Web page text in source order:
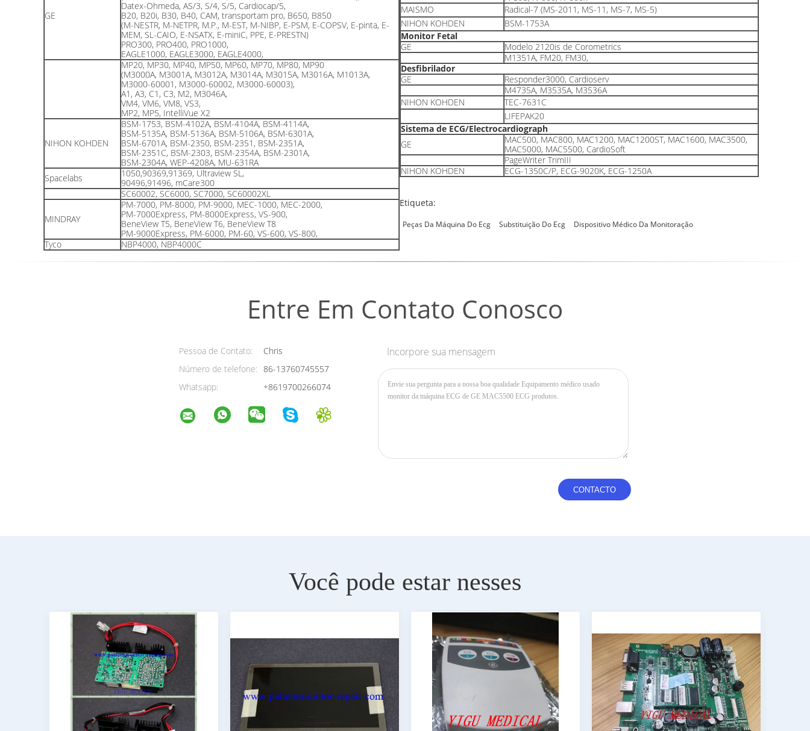
GE
Datex-Ohmeda, AS/3, S/4, S/5, Cardiocap/5,
B20, B20i, B30, B40, CAM, transportam pro, B650, B850
(M-NESTR, M-NETPR, M.P., M-EST, M-NIBP, E-PSM, E-COPSV, E-pinta, E-
MEM, SL-CAIO, E-NSATX, E-miniC, PPE, E-PRESTN)
PRO300, PRO400, PRO1000,
EAGLE1000, EAGLE3000, EAGLE4000,
MP20, MP30, MP40, MP50, MP60, MP70, MP80, MP90
(M3000A, M3001A, M3012A, M3014A, M3015A, M3016A, M1013A,
M3000-60001, M3000-60002, M3000-60003),
A1, A3, C1, C3, M2, M3046A,
VM4, VM6, VM8, VS3,
MP2, MP5, IntelliVue X2
NIHON KOHDEN
BSM-1753, BSM-4102A, BSM-4104A, BSM-4114A,
BSM-5135A, BSM-5136A, BSM-5106A, BSM-6301A,
BSM-6701A, BSM-2350, BSM-2351, BSM-2351A,
BSM-2351C, BSM-2303, BSM-2354A, BSM-2301A,
BSM-2304A, WEP-4208A, MU-631RA
Spacelabs
1050,90369,91369, Ultraview SL,
90496,91496, mCare300
SC60002, SC6000, SC7000, SC60002XL
MINDRAY
PM-7000, PM-8000, PM-9000, MEC-1000, MEC-2000,
PM-7000Express, PM-8000Express, VS-900,
BeneView T5, BeneView T6, BeneView T8
PM-9000Express, PM-6000, PM-60, VS-600, VS-800,
Tyco
NBP4000, NBP4000C
MAISMO
Radical-7 (MS-2011, MS-11, MS-7, MS-5)
NIHON KOHDEN
BSM-1753A
Monitor Fetal
GE
Modelo 2120is de Corometrics
M1351A, FM20, FM30,
Desfibrilador
GE
Responder3000, Cardioserv
M4735A, M3535A, M3536A
NIHON KOHDEN
TEC-7631C
LIFEPAK20
Sistema de ECG/Electrocardiograph
GE
MAC500, MAC800, MAC1200, MAC1200ST, MAC1600, MAC3500,
MAC5000, MAC5500, CardioSoft
PageWriter TrimIII
NIHON KOHDEN
ECG-1350C/P, ECG-9020K, ECG-1250A
Etiqueta:
Peças Da Máquina Do Ecg Substituição Do Ecg Dispositivo Médico Da Monitoração
Entre Em Contato Conosco
Pessoa de Contato:
Chris
Número de telefone:
86-13760745557
Whatsapp:
+8619700266074
Incorpore sua mensagem
Você pode estar nesses